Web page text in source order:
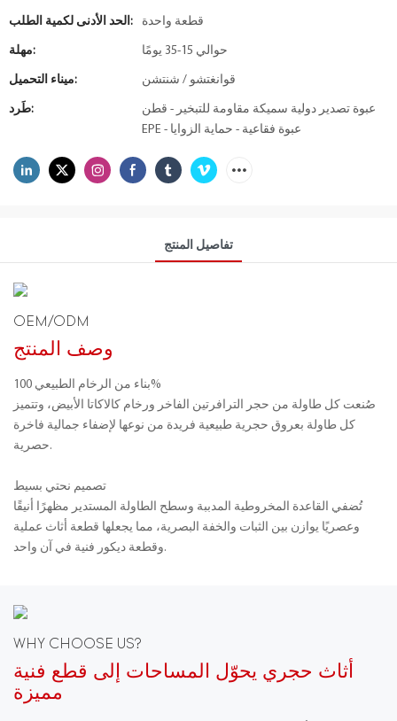
الحد الأدنى لكمية الطلب: قطعة واحدة
مهلة: حوالي 15-35 يومًا
ميناء التحميل: قوانغتشو / شنتشن
طَرد:
عبوة تصدير دولية سميكة مقاومة للتبخير - قطن
EPE - عبوة فقاعية - حماية الزوايا
تفاصيل المنتج
OEM/ODM
وصف المنتج
بناء من الرخام الطبيعي 100%
صُنعت كل طاولة من حجر الترافرتين الفاخر ورخام كالاكاتا الأبيض، وتتميز
كل طاولة بعروق حجرية طبيعية فريدة من نوعها لإضفاء جمالية فاخرة
حصرية.
تصميم نحتي بسيط
تُضفي القاعدة المخروطية المدببة وسطح الطاولة المستدير مظهرًا أنيقًا
وعصريًا يوازن بين الثبات والخفة البصرية، مما يجعلها قطعة أثاث عملية
وقطعة ديكور فنية في آن واحد.
WHY CHOOSE US?
أثاث حجري يحوّل المساحات إلى قطع فنية
مميزة